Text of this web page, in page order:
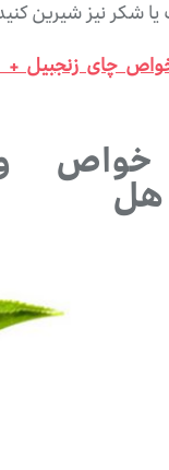
یا شکر نیز شیرین
چای زنجبیل +
خواص